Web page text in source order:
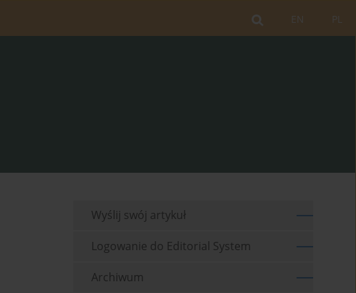
PL
EN
Wyślij swój artykuł
Logowanie do Editorial System
Archiwum